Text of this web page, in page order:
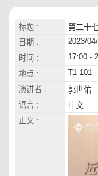
标题 :
第二十
日期 :
2023/
时间 :
17:00 -
地点 :
T1-101
演讲者 :
郭世佑
语言 :
中文
正文 :